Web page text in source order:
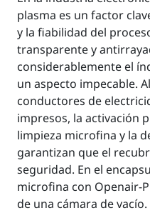
plasma es un factor
y la fiabilidad del
transparente y
considerablemente el
un aspecto impecable.
conductores de
impresos, la activación
limpieza microfina y la
garantizan que el
seguridad. En el
microfina con Openair-
de una cámara de vacío.